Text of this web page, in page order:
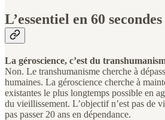
L’essentiel en 60 secondes
La géroscience, c’est du
Non. Le transhumanisme cherche à
humaines. La géroscience cherche à
existantes le plus longtemps possible en
du vieillissement. L’objectif n’est pas de
pas passer 20 ans en dépendance.